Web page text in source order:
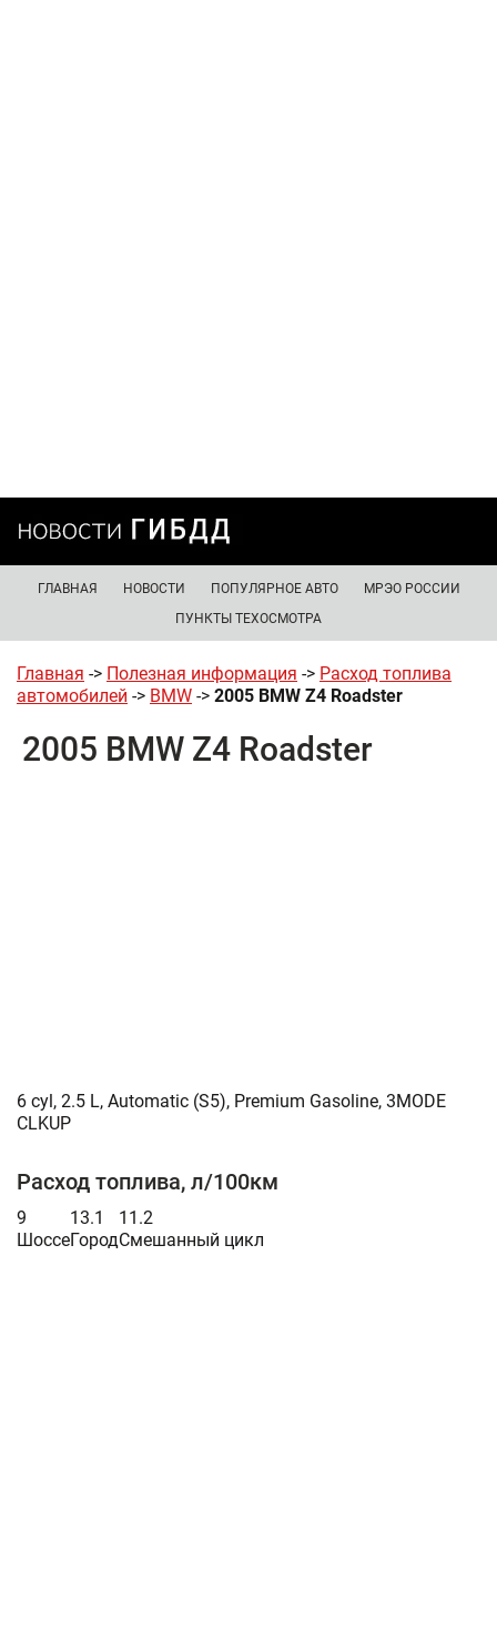
ГЛАВНАЯ НОВОСТИ ПОПУЛЯРНОЕ АВТО
МРЭО РОССИИ
ПУНКТЫ ТЕХОСМОТРА
Главная -> Полезная информация -> Расход топлива
автомобилей -> BMW -> 2005 BMW Z4 Roadster
2005 BMW Z4 Roadster
6 cyl, 2.5 L, Automatic (S5), Premium Gasoline, 3MODE
CLKUP
Расход топлива, л/100км
9 13.1
11.2
ШоссеГородСмешанный цикл